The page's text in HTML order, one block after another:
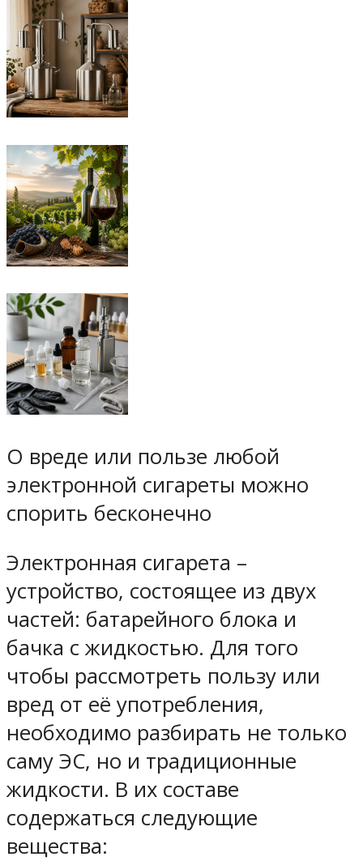
О вреде или пользе любой
электронной сигареты можно
спорить бесконечно
Электронная сигарета –
устройство, состоящее из двух
частей: батарейного блока и
бачка с жидкостью. Для того
чтобы рассмотреть пользу или
вред от её употребления,
необходимо разбирать не только
саму ЭС, но и традиционные
жидкости. В их составе
содержаться следующие
вещества: